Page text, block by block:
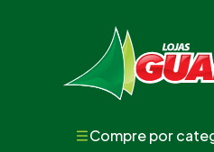
Compre por